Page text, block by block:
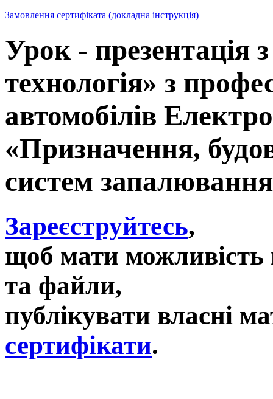
Замовлення сертифіката (докладна інструкція)
Урок - презентація
технологія» з
автомобілів
«Призначення,
систем
Зареєструйтесь,
щоб мати можливість
та файли,
публікувати власні
сертифікати.